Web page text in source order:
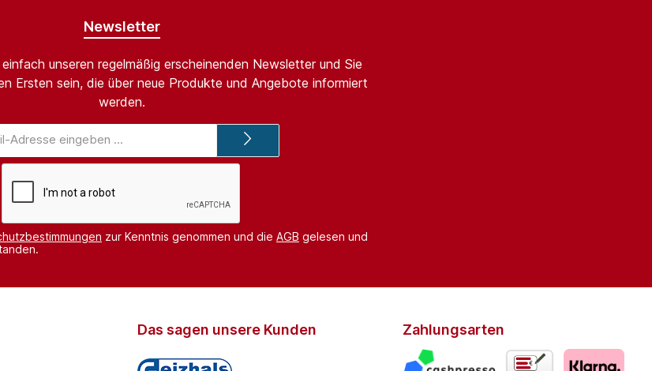
Newsletter
unseren regelmäßig erscheinenden Newsletter und Sie
Ersten sein, die über neue Produkte und Angebote informiert
werden.
Mail-
Adresse*
zur Kenntnis genommen und die AGB gelesen und
Das sagen unsere Kunden Zahlungsarten